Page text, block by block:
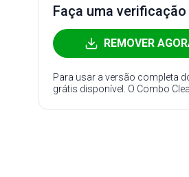
Faça uma
REMOVER
Para usar a versão completa
grátis disponível. O Combo